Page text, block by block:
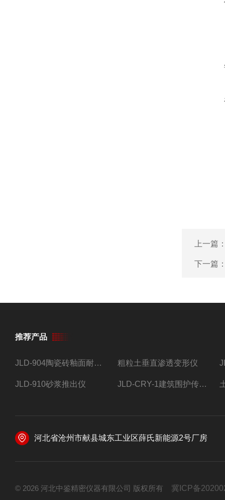
上一篇
下一篇
推荐产品
JLD-904陶瓷砖釉面耐磨试验仪 粗粒土垂直渗透变形仪
JLD-910砂浆推出仪 JLD-CRY-1建筑围护传热系数现场检测仪仪器
河北省沧州市献县城东工业区薛氏新能源2号厂房
© 2026 河北中鉴精密仪器有限公司 版权所有 冀ICP备